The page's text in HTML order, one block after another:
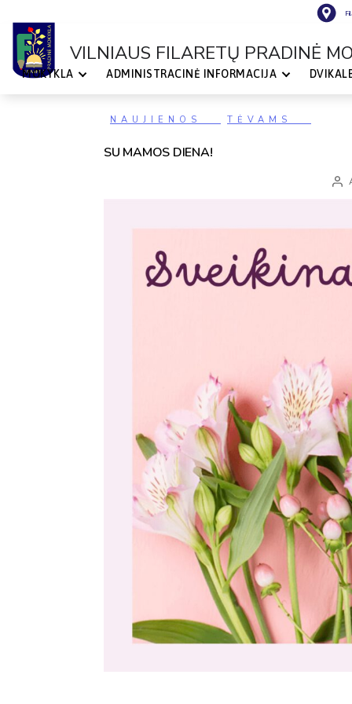
VILNIAUS
VILNIAUS FILARETŲ PRADINĖ
MOKYKLA ADMINISTRACINĖ INFORMACIJA
Kategorijos
NAUJIENOS TĖVAMS
SU MAMOS DIENA!